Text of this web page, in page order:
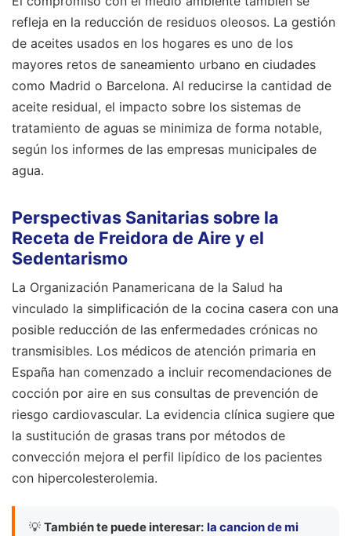
refleja en la reducción de residuos oleosos. La gestión
de aceites usados en los hogares es uno de los
mayores retos de saneamiento urbano en ciudades
como Madrid o Barcelona. Al reducirse la cantidad de
aceite residual, el impacto sobre los sistemas de
tratamiento de aguas se minimiza de forma notable,
según los informes de las empresas municipales de
agua.
Perspectivas Sanitarias sobre la
Receta de Freidora de Aire y el
Sedentarismo
La Organización Panamericana de la Salud ha
vinculado la simplificación de la cocina casera con una
posible reducción de las enfermedades crónicas no
transmisibles. Los médicos de atención primaria en
España han comenzado a incluir recomendaciones de
cocción por aire en sus consultas de prevención de
riesgo cardiovascular. La evidencia clínica sugiere que
la sustitución de grasas trans por métodos de
convección mejora el perfil lipídico de los pacientes
con hipercolesterolemia.
💡 También te puede interesar: la cancion de mi